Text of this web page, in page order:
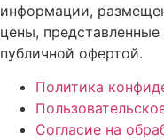
информации,
цены,
публичной офертой.
Политика
Согласие на